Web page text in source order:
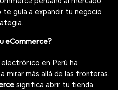
te guía a expandir tu negocio
eCommerce?
en Perú ha
mirar más allá de las fronteras.
significa abrir tu tienda